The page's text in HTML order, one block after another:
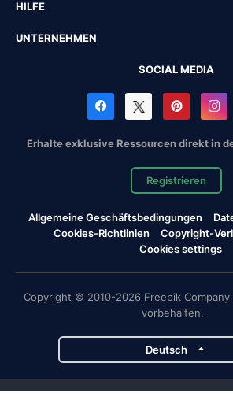
HILFE
UNTERNEHMEN
SOCIAL MEDIA
Erhalte exklusive Ressourcen direkt in
Registrieren
Allgemeine Geschäftsbedingungen
Cookies-Richtlinien
Copyright-
Cookies settings
Copyright © 2010-2026 Freepik Company
vorbehalten.
Deutsch